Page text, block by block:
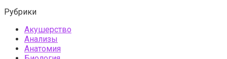
Рубрики
Акушерство
Анализы
Анатомия